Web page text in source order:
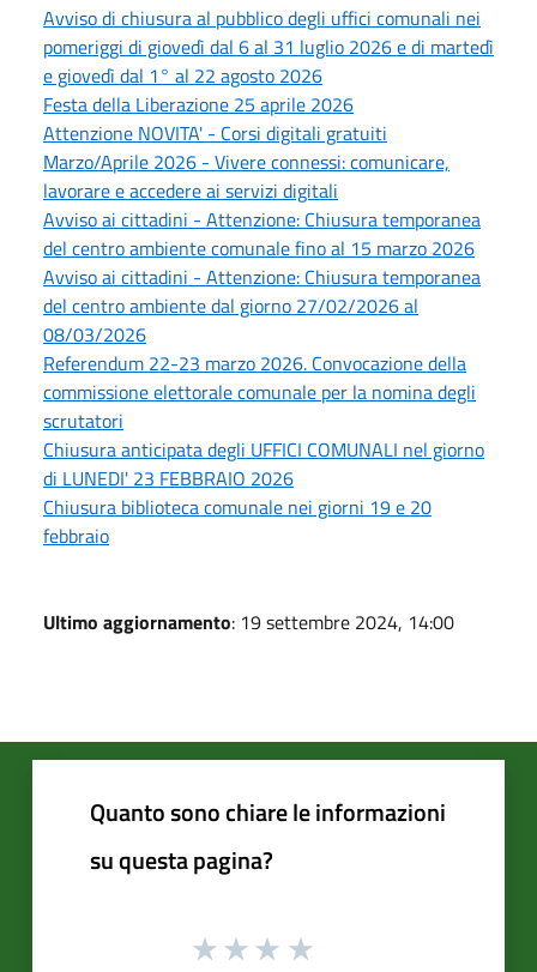
Avviso di chiusura al pubblico degli uffici comunali nei
pomeriggi di giovedì dal 6 al 31 luglio 2026 e di martedì
e giovedì dal 1° al 22 agosto 2026
Festa della Liberazione 25 aprile 2026
Attenzione NOVITA' - Corsi digitali gratuiti
Marzo/Aprile 2026 - Vivere connessi: comunicare,
lavorare e accedere ai servizi digitali
Avviso ai cittadini - Attenzione: Chiusura temporanea
del centro ambiente comunale fino al 15 marzo 2026
Avviso ai cittadini - Attenzione: Chiusura temporanea
del centro ambiente dal giorno 27/02/2026 al
08/03/2026
Referendum 22-23 marzo 2026. Convocazione della
commissione elettorale comunale per la nomina degli
scrutatori
Chiusura anticipata degli UFFICI COMUNALI nel giorno
di LUNEDI' 23 FEBBRAIO 2026
Chiusura biblioteca comunale nei giorni 19 e 20
febbraio
Ultimo aggiornamento: 19 settembre 2024, 14:00
Quanto sono chiare le informazioni
su questa pagina?